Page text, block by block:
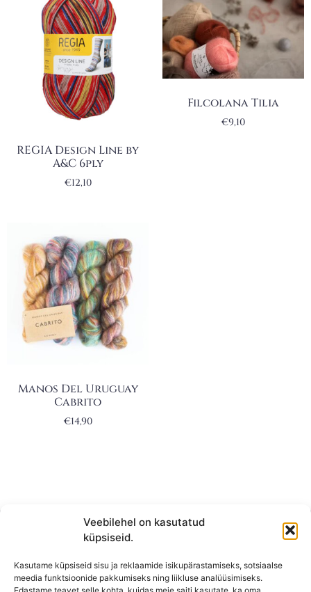
Veebilehel on kasutatud
küpsiseid.
Kasutame küpsiseid sisu ja reklaamide isikupärastamiseks, sotsiaalse
meedia funktsioonide pakkumiseks ning liikluse analüüsimiseks.
REGIA Design Line by
A&C 6ply
€12,10
Filcolana Tilia
€9,10
Manos Del Uruguay
Cabrito
€14,90